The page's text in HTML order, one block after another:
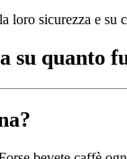
loro sicurezza e su
quanto